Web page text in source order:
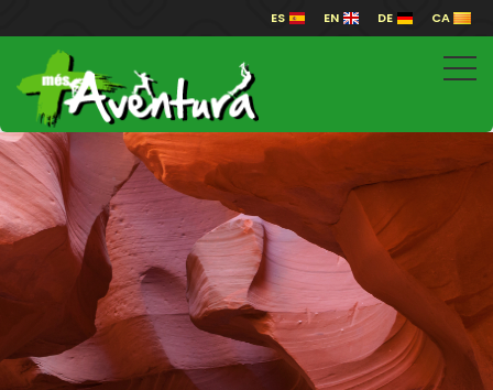
ES EN DE CA